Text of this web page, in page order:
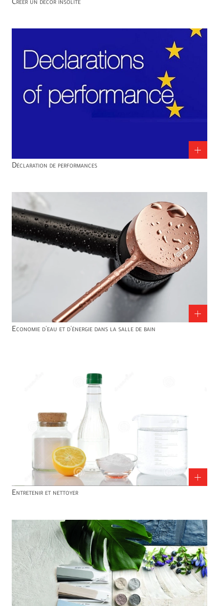
Créer un décor insolite
Déclaration de performances
Economie d'eau et d'énergie dans la salle de bain
Entretenir et nettoyer